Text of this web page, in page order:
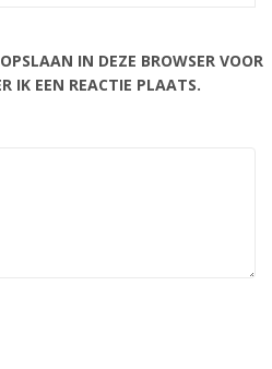
IN DEZE BROWSER VOOR
IK EEN REACTIE PLAATS.